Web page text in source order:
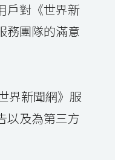
戶對《世界新
務團隊的滿意
界新聞網》服
以及為第三方